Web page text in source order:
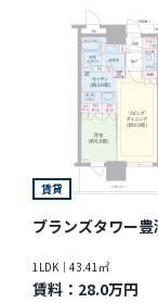
賃貸
ブランズタワー豊
1LDK｜43.41㎡
賃料： 28.0万円